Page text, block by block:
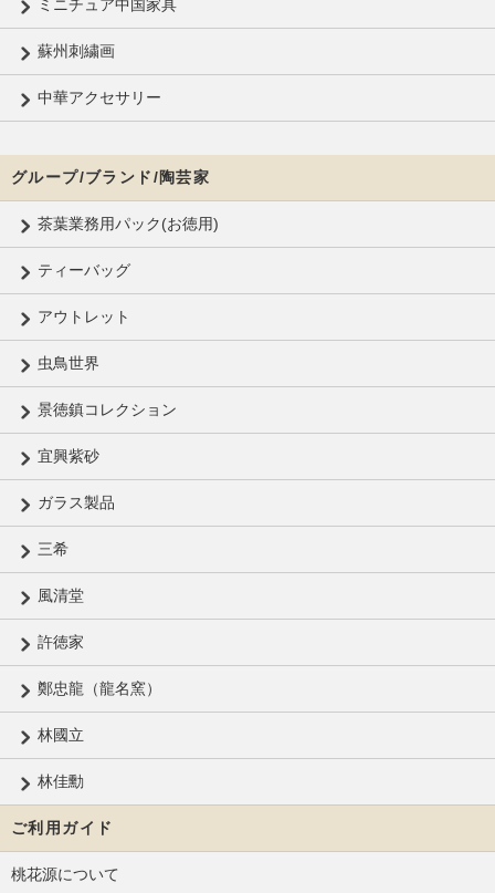
ミニチュア中国家具
蘇州刺繍画
中華アクセサリー
グループ/ブランド/陶芸家
茶葉業務用パック(お徳用)
ティーバッグ
アウトレット
虫鳥世界
景徳鎮コレクション
宜興紫砂
ガラス製品
三希
風清堂
許徳家
鄭忠龍（龍名窯）
林國立
林佳勳
ご利用ガイド
桃花源について